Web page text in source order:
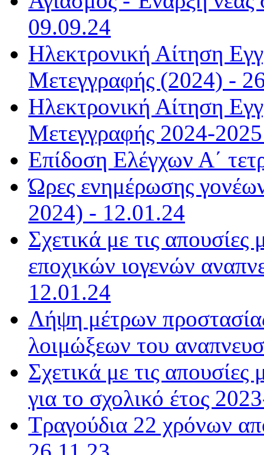
09.09.24
Ηλεκτρονική Αίτηση
Μετεγγραφής (2024) -
Ηλεκτρονική Αίτηση
Μετεγγραφής 2024-
Επίδοση Ελέγχων Α΄
Ώρες ενημέρωσης
2024) - 12.01.24
Σχετικά με τις
εποχικών ιογενών
12.01.24
Λήψη μέτρων
λοιμώξεων του
Σχετικά με τις
για το σχολικό έτος
Τραγούδια 22 χρόνων